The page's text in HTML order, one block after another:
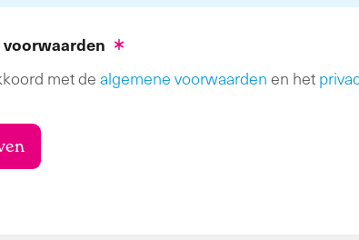
met de algemene voorwaarden en het